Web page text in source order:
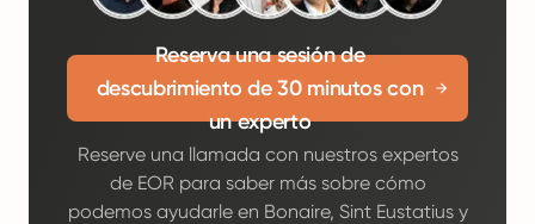
Reserva una sesión de
descubrimiento de 30 minutos con
un experto
Reserve una llamada con nuestros expertos
de EOR para saber más sobre cómo
podemos ayudarle en Bonaire, Sint Eustatius y